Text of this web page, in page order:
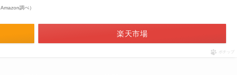
調べ）
楽天市場
ポチップ